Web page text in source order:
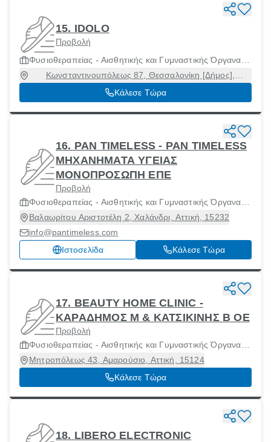
15. IDOLO
Προβολή
Φυσιοθεραπείας - Αισθητικής και Γυμναστικής Όργανα
και Μηχανήματα
Κωνσταντινουπόλεως 87, Θεσσαλονίκη [Δήμος],
Θεσσαλονίκη, 54644
Κάλεσε Τώρα
16. PAN TIMELESS - PAN TIMELESS
ΜΗΧΑΝΗΜΑΤΑ ΥΓΕΙΑΣ
ΜΟΝΟΠΡΟΣΩΠΗ ΕΠΕ
Προβολή
Φυσιοθεραπείας - Αισθητικής και Γυμναστικής Όργανα
και Μηχανήματα
Βαλαωρίτου Αριστοτέλη 2, Χαλάνδρι, Αττική, 15232
info@pantimeless.com
Ιστοσελίδα
Κάλεσε Τώρα
17. BEAUTY HOME CLINIC -
ΚΑΡΑΔΗΜΟΣ Μ & ΚΑΤΣΙΚΙΝΗΣ Β ΟΕ
Προβολή
Φυσιοθεραπείας - Αισθητικής και Γυμναστικής Όργανα
και Μηχανήματα
Μητροπόλεως 43, Αμαρούσιο, Αττική, 15124
Κάλεσε Τώρα
18. LIBERO ELECTRONIC